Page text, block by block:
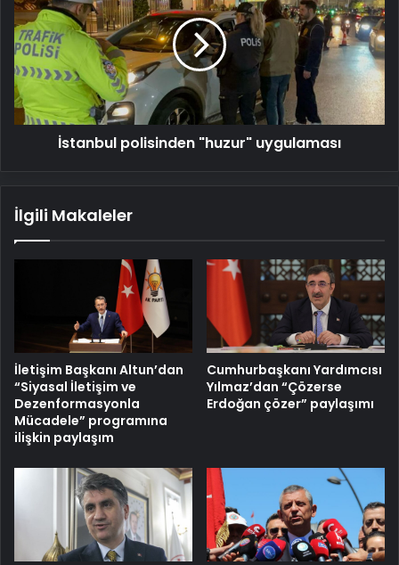
"huzur"
uygulaması
İstanbul polisinden "huzur" uygulaması
İlgili Makaleler
İletişim Başkanı Altun’dan
“Siyasal İletişim ve
Dezenformasyonla
Mücadele” programına
ilişkin paylaşım
Cumhurbaşkanı Yardımcısı
Yılmaz’dan “Çözerse
Erdoğan çözer” paylaşımı